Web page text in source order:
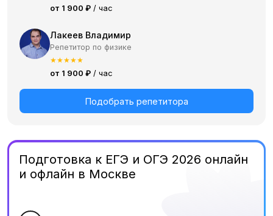
от 1 900 ₽ / час
Лакеев Владимир
Репетитор по физике
★★★★★
от 1 900 ₽ / час
Подобрать репетитора
Подготовка к ЕГЭ и ОГЭ 2026 онлайн
и офлайн в Москве